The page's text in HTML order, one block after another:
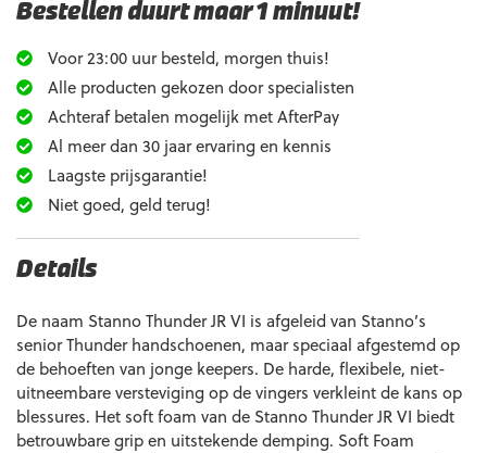
Bestellen duurt maar 1 minuut!
Voor 23:00 uur besteld, morgen thuis!
Alle producten gekozen door specialisten
Achteraf betalen mogelijk met AfterPay
Al meer dan 30 jaar ervaring en kennis
Laagste prijsgarantie!
Niet goed, geld terug!
Details
De naam Stanno Thunder JR VI is afgeleid van Stanno’s
senior Thunder handschoenen, maar speciaal afgestemd op
de behoeften van jonge keepers. De harde, flexibele, niet-
uitneembare versteviging op de vingers verkleint de kans op
blessures. Het soft foam van de Stanno Thunder JR VI biedt
betrouwbare grip en uitstekende demping. Soft Foam